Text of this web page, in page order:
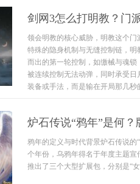
剑网3怎么打明教？门
领会明教的核心威胁，明教这个
特殊的隐身机制与无缝控制链，
而出的第一轮控制，如缴械与魂
被连续控制无法动弹，同时承受
装备或手法，而是输在开局那几秒
炉石传说“鸦年”是何
鸦年的定义与时代背景炉石传说的
个年份，乌鸦年得名于年度主题
推出了三个大型扩展包，分别是“